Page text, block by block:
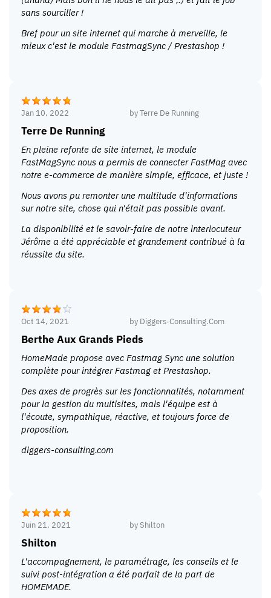
sans sourciller !
Bref pour un site internet qui marche à merveille, le
mieux c'est le module FastmagSync / Prestashop !
Jan 10, 2022 byTerre De Running
Terre De Running
En pleine refonte de site internet, le module
FastMagSync nous a permis de connecter FastMag avec
notre e-commerce de manière simple, efficace, et juste !
Nous avons pu remonter une multitude d'informations
sur notre site, chose qui n'était pas possible avant.
La disponibilité et le savoir-faire de notre interlocuteur
Jérôme a été appréciable et grandement contribué à la
réussite du site.
Oct 14, 2021 by Diggers-Consulting.com
Berthe Aux Grands Pieds
HomeMade propose avec Fastmag Sync une solution
complète pour intégrer Fastmag et Prestashop.
Des axes de progrès sur les fonctionnalités, notamment
pour la gestion du multisites, mais l'équipe est à
l'écoute, sympathique, réactive, et toujours force de
proposition.
diggers-consulting.com
Juin 21, 2021 byShilton
Shilton
L'accompagnement, le paramétrage, les conseils et le
suivi post-intégration a été parfait de la part de
HOMEMADE.